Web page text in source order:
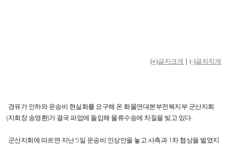
(+)글자크게 | (-)글자작게
경유가 인하와 운송비 현실화를 요구해 온 화물연대본부전북지부 군산지회
(지회장 송영환)가 결국 파업에 돌입해 물류수송에 차질을 빚고 있다.
군산지회에 따르면 지난 5일 운송비 인상안을 놓고 사측과 1차 협상을 벌였지